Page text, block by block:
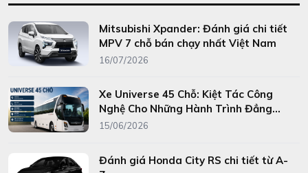
Mitsubishi Xpander: Đánh giá chi tiết
MPV 7 chỗ bán chạy nhất Việt Nam
16/07/2026
Xe Universe 45 Chỗ: Kiệt Tác Công
Nghệ Cho Những Hành Trình Đẳng
Cấp
15/06/2026
Đánh giá Honda City RS chi tiết từ A-